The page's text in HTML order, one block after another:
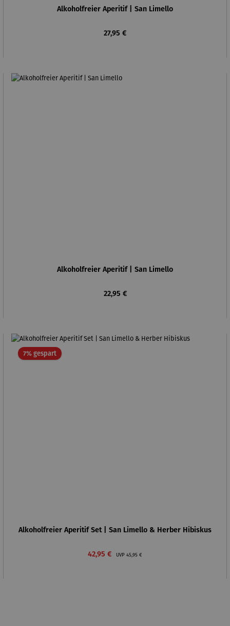
Alkoholfreier Aperitif | San Limello
Regulärer Preis:
27,95 €
Alkoholfreier Aperitif | San Limello
Regulärer Preis:
22,95 €
7% gespartRabatt
Alkoholfreier Aperitif Set | San Limello & Herber Hibiskus
Verkaufspreis:
42,95 € UVP Regulärer Preis:
45,95 €